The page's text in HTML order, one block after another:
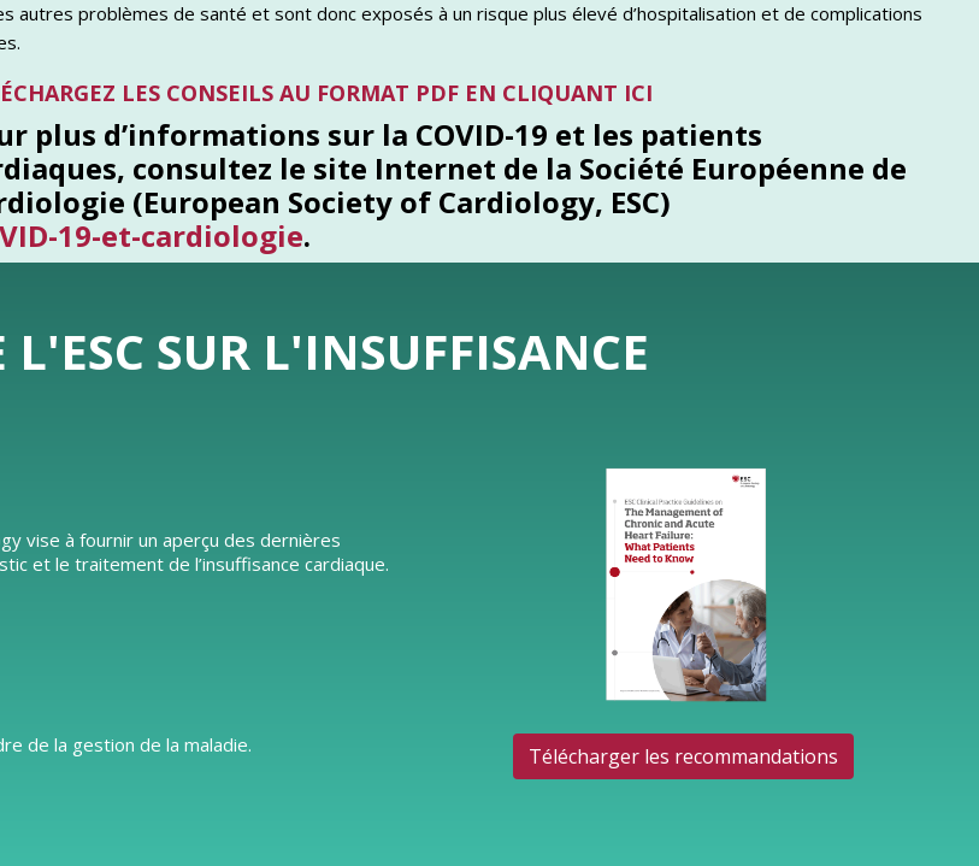
autres problèmes de santé et sont donc exposés à un risque plus élevé d’hospitalisation et de complications
LES CONSEILS AU FORMAT PDF EN CLIQUANT ICI
plus d’informations sur la COVID-19 et les patients
consultez le site Internet de la Société Européenne de
(European Society of Cardiology, ESC)
19-et-cardiologie.
SUR L'INSUFFISANCE
vise à fournir un aperçu des dernières
et le traitement de l’insuffisance cardiaque.
de la gestion de la maladie.
Télécharger les recommandations